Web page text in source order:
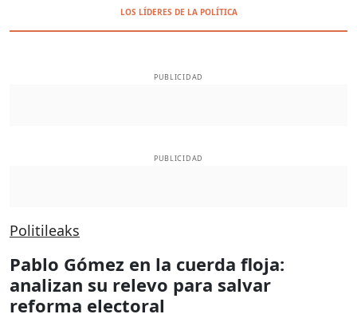
LOS LÍDERES DE LA POLÍTICA
PUBLICIDAD
PUBLICIDAD
Politileaks
Pablo Gómez en la cuerda floja:
analizan su relevo para salvar
reforma electoral